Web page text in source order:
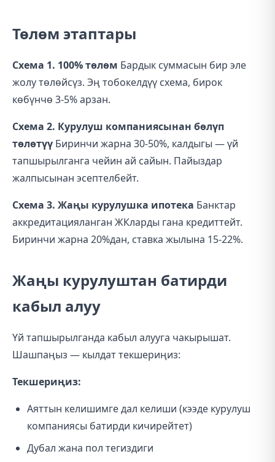
Төлөм этаптары
Схема 1. 100% төлөм Бардык суммасын бир эле
жолу төлөйсүз. Эң тобокелдүү схема, бирок
көбүнчө 3-5% арзан.
Схема 2. Курулуш компаниясынан бөлүп
төлөтүү Биринчи жарна 30-50%, калдыгы — үй
тапшырылганга чейин ай сайын. Пайыздар
жалпысынан эсептелбейт.
Схема 3. Жаңы курулушка ипотека Банктар
аккредитацияланган ЖКларды гана кредиттейт.
Биринчи жарна 20%дан, ставка жылына 15-22%.
Жаңы курулуштан батирди
кабыл алуу
Үй тапшырылганда кабыл алууга чакырышат.
Шашпаңыз — кылдат текшериңиз:
Текшериңиз:
Аяттын келишимге дал келиши (кээде курулуш
компаниясы батирди кичирейтет)
Дубал жана пол тегиздиги